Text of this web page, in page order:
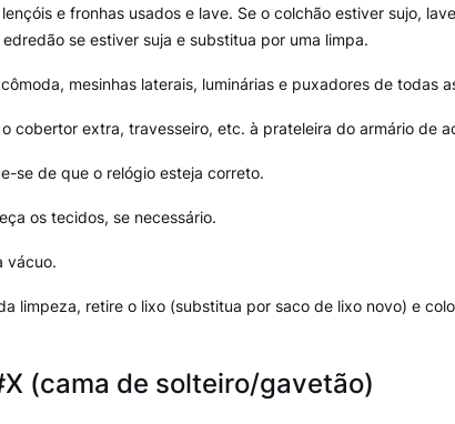
lençóis e fronhas usados e lave. Se o colchão estiver sujo,
se estiver suja e substitua por uma limpa.
mesinhas laterais, luminárias e puxadores de todas
cobertor extra, travesseiro, etc. à prateleira do armário de
se de que o relógio esteja correto.
os tecidos, se necessário.
vácuo.
limpeza, retire o lixo (substitua por saco de lixo novo) e
(cama de solteiro/gavetão)